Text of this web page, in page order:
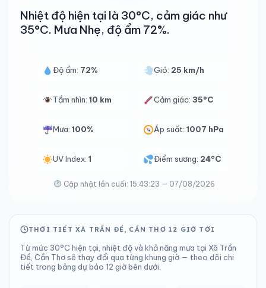
Nhiệt độ hiện tại là 30°C, cảm giác như
35°C. Mưa Nhẹ, độ ẩm 72%.
Độ ẩm: 72% Gió: 25 km/h
Tầm nhìn: 10 km Cảm giác:35°C
Mưa: 100% Áp suất:1007 hPa
UV Index: 1 Điểm sương: 24°C
Cập nhật lần cuối: 15:43:23 — 07/08/2026
THỜI TIẾT XÃ TRẦN ĐỀ, CẦN THƠ 12 GIỜ TỚI
Từ mức 30°C hiện tại, nhiệt độ và khả năng mưa tại Xã Trần
Đề, Cần Thơ sẽ thay đổi qua từng khung giờ — theo dõi chi
tiết trong bảng dự báo 12 giờ bên dưới.